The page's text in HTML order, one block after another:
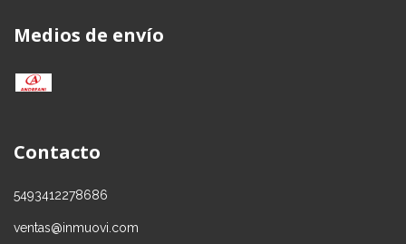
Medios de envío
Contacto
5493412278686
ventas@inmuovi.com